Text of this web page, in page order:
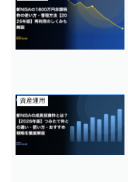
資産運用